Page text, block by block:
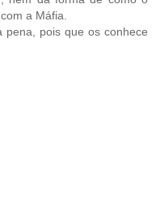
a Máfia.
pena, pois que os conhece